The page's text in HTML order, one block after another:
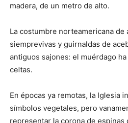
madera, de un metro de alto.
La costumbre norteamericana de
siemprevivas y guirnaldas de
antiguos sajones: el muérdago
celtas.
En épocas ya remotas, la Iglesia
símbolos vegetales, pero
representar la corona de